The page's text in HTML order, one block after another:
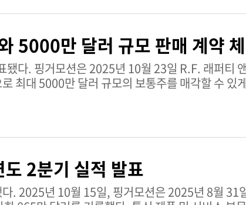
5000만 달러 규모 판매 계약
매 계약을 체결했다. 이
최대 5000만 달러 규모의 보통주를 매각할 수 있
2분기 실적 발표
분기 실적을